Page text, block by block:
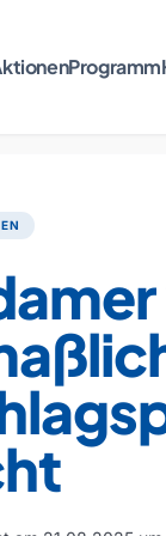
Programm